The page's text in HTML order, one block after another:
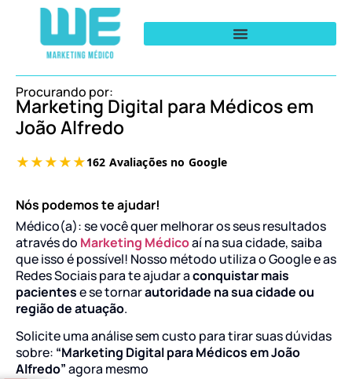
Procurando por:
Marketing Digital para Médicos em
João Alfredo
Nós podemos te ajudar!
Médico(a): se você quer melhorar os seus resultados
através do Marketing Médicoaí na sua cidade, saiba
que isso é possível! Nosso método utiliza o Google e as
Redes Sociais para te ajudar aconquistar mais
pacientese se tornarautoridade na sua cidade ou
região de atuação.
Solicite uma análise sem custo para tirar suas dúvidas
sobre: “Marketing Digital para Médicos em João
Alfredo”agora mesmo